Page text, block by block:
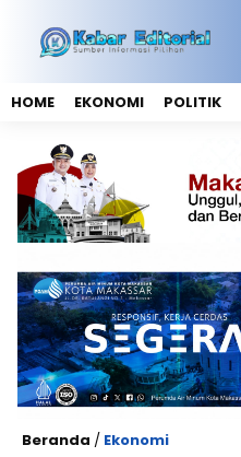
HOME EKONOMI POLITIK
Beranda / Ekonomi